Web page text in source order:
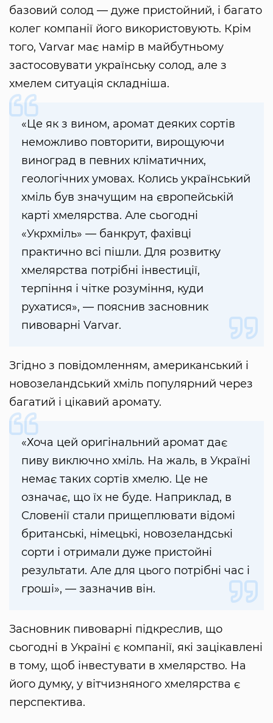
базовий солод — дуже пристойний, і багато
колег компанії його використовують. Крім
того, Varvar має намір в майбутньому
застосовувати українську солод, але з
хмелем ситуація складніша.
«Це як з вином, аромат деяких сортів
неможливо повторити, вирощуючи
виноград в певних кліматичних,
геологічних умовах. Колись український
хміль був значущим на європейській
карті хмелярства. Але сьогодні
«Укрхміль» — банкрут, фахівці
практично всі пішли. Для розвитку
хмелярства потрібні інвестиції,
терпіння і чітке розуміння, куди
рухатися», — пояснив засновник
пивоварні Varvar.
Згідно з повідомленням, американський і
новозеландський хміль популярний через
багатий і цікавий аромату.
«Хоча цей оригінальний аромат дає
пиву виключно хміль. На жаль, в Україні
немає таких сортів хмелю. Це не
означає, що їх не буде. Наприклад, в
Словенії стали прищеплювати відомі
британські, німецькі, новозеландські
сорти і отримали дуже пристойні
результати. Але для цього потрібні час і
гроші», — зазначив він.
Засновник пивоварні підкреслив, що
сьогодні в Україні є компанії, які зацікавлені
в тому, щоб інвестувати в хмелярство. На
його думку, у вітчизняного хмелярства є
перспектива.